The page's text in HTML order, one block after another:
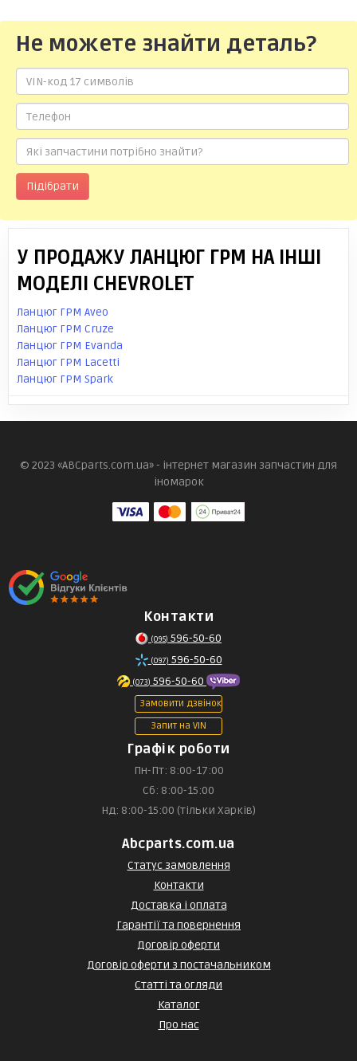
Не можете знайти деталь?
Підібрати
У ПРОДАЖУ ЛАНЦЮГ ГРМ НА ІНШІ
МОДЕЛІ CHEVROLET
Ланцюг ГРМ Aveo
Ланцюг ГРМ Cruze
Ланцюг ГРМ Evanda
Ланцюг ГРМ Lacetti
Ланцюг ГРМ Spark
© 2023 «ABCparts.com.ua» - інтернет магазин запчастин для
іномарок
Контакти
(095) 596-50-60
(097) 596-50-60
(073) 596-50-60
Замовити дзвінок
Запит на VIN
Графік роботи
Пн-Пт: 8:00-17:00
Сб: 8:00-15:00
Нд: 8:00-15:00 (тільки Харків)
Abcparts.com.ua
Статус замовлення
Контакти
Доставка і оплата
Гарантії та повернення
Договір оферти
Договір оферти з постачальником
Статті та огляди
Каталог
Про нас